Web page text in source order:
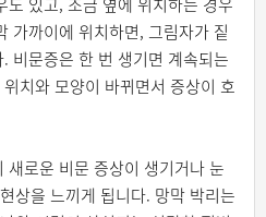
가까이에 위치하면, 그림자가 짙
비문증은 한 번 생기면 계속되는
치와 모양이 바뀌면서 증상이 호
로운 비문 증상이 생기거나 눈
상을 느끼게 됩니다. 망막 박리는